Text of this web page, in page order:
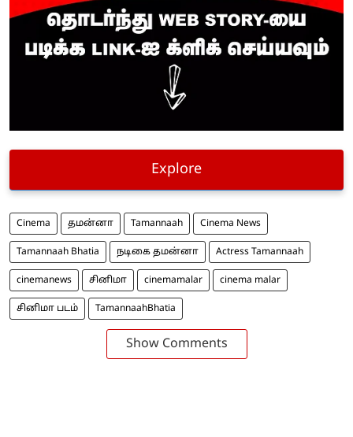
Explore
Cinema தமன்னா Tamannaah Cinema News
Tamannaah Bhatia நடிகை தமன்னா Actress Tamannaah
cinemanews சினிமா cinemamalar cinema malar
சினிமா படம் TamannaahBhatia
Show Comments